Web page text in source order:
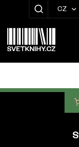
ZOBRAZIT
CZ
Patička